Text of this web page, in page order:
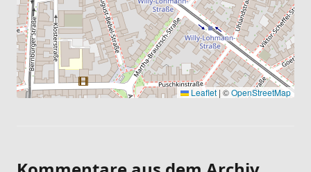
Leaflet | ©OpenStreetMap